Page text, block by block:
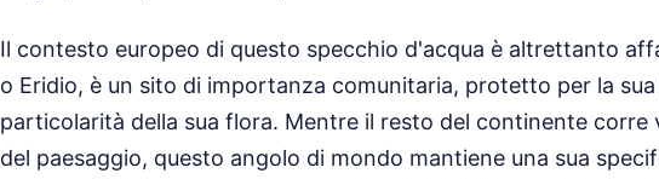
Il contesto europeo di questo specchio d'acqua è altrettanto
o Eridio, è un sito di importanza comunitaria, protetto per la
particolarità della sua flora. Mentre il resto del continente corre
del paesaggio, questo angolo di mondo mantiene una sua